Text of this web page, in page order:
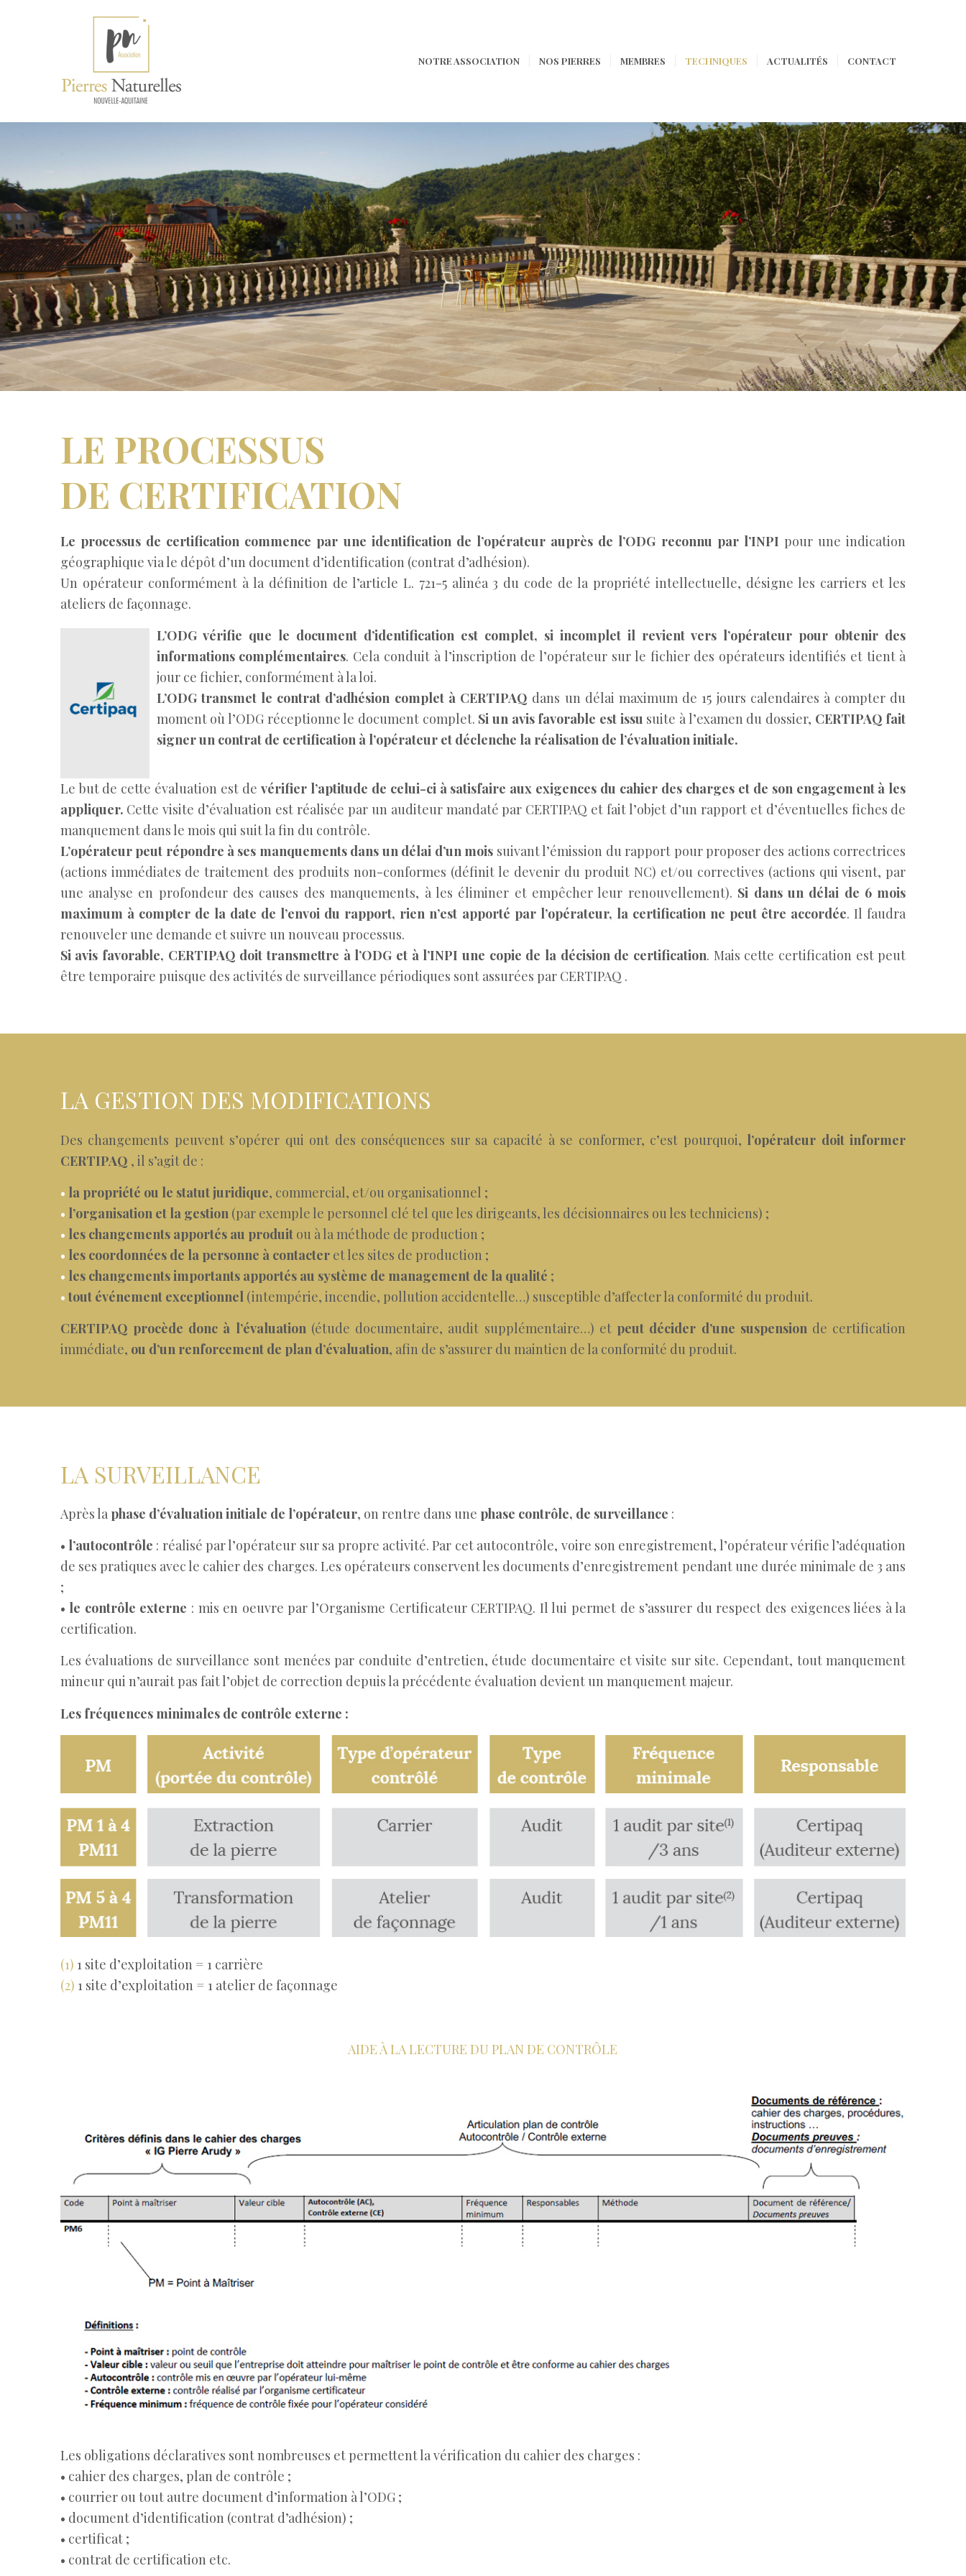
NOTRE ASSOCIATION NOS PIERRES MEMBRES TECHNIQUES ACTUALITÉS CONTACT
LE PROCESSUS
DE CERTIFICATION
Le processus de certification commence par une identification de l’opérateur auprès de l’ODG reconnu par l’INPI pour une indication
géographique via le dépôt d’un document d’identification (contrat d’adhésion).
Un opérateur conformément à la définition de l’article L. 721-5 alinéa 3 du code de la propriété intellectuelle, désigne les carriers et les
ateliers de façonnage.
L’ODG vérifie que le document d’identification est complet, si incomplet il revient vers l’opérateur pour obtenir des
informations complémentaires. Cela conduit à l’inscription de l’opérateur sur le fichier des opérateurs identifiés et tient à
jour ce fichier, conformément à la loi.
L’ODG transmet le contrat d’adhésion complet à CERTIPAQ dans un délai maximum de 15 jours calendaires à compter du
moment où l’ODG réceptionne le document complet. Si un avis favorable est issu suite à l’examen du dossier, CERTIPAQ fait
signer un contrat de certification à l’opérateur et déclenche la réalisation de l’évaluation initiale.
Le but de cette évaluation est de vérifier l’aptitude de celui-ci à satisfaire aux exigences du cahier des charges et de son engagement à les
appliquer. Cette visite d’évaluation est réalisée par un auditeur mandaté par CERTIPAQ et fait l’objet d’un rapport et d’éventuelles fiches de
manquement dans le mois qui suit la fin du contrôle.
L’opérateur peut répondre à ses manquements dans un délai d’un mois suivant l’émission du rapport pour proposer des actions correctrices
(actions immédiates de traitement des produits non-conformes (définit le devenir du produit NC) et/ou correctives (actions qui visent, par
une analyse en profondeur des causes des manquements, à les éliminer et empêcher leur renouvellement). Si dans un délai de 6 mois
maximum à compter de la date de l’envoi du rapport, rien n’est apporté par l’opérateur, la certification ne peut être accordée. Il faudra
renouveler une demande et suivre un nouveau processus.
Si avis favorable, CERTIPAQ doit transmettre à l’ODG et à l’INPI une copie de la décision de certification. Mais cette certification est peut
être temporaire puisque des activités de surveillance périodiques sont assurées par CERTIPAQ .
LA GESTION DES MODIFICATIONS
Des changements peuvent s’opérer qui ont des conséquences sur sa capacité à se conformer, c’est pourquoi, l’opérateur doit informer
CERTIPAQ , il s’agit de :
• la propriété ou le statut juridique, commercial, et/ou organisationnel ;
• l’organisation et la gestion(par exemple le personnel clé tel que les dirigeants, les décisionnaires ou les techniciens) ;
• les changements apportés au produitou à la méthode de production ;
• les coordonnées de la personne à contacteret les sites de production ;
• les changements importants apportés au système de management de la qualité ;
•tout événement exceptionnel(intempérie, incendie, pollution accidentelle…) susceptible d’affecter la conformité du produit.
CERTIPAQ procède donc à l’évaluation(étude documentaire, audit supplémentaire…) et peut décider d’une suspensionde certification
immédiate, ou d’un renforcement de plan d’évaluation, afin de s’assurer du maintien de la conformité du produit.
LA SURVEILLANCE
Après la phase d’évaluation initiale de l’opérateur, on rentre dans une phase contrôle, de surveillance :
• l’autocontrôle : réalisé par l’opérateur sur sa propre activité. Par cet autocontrôle, voire son enregistrement, l’opérateur vérifie l’adéquation
de ses pratiques avec le cahier des charges. Les opérateurs conservent les documents d’enregistrement pendant une durée minimale de 3 ans
;
• le contrôle externe : mis en oeuvre par l’Organisme Certificateur CERTIPAQ. Il lui permet de s’assurer du respect des exigences liées à la
certification.
Les évaluations de surveillance sont menées par conduite d’entretien, étude documentaire et visite sur site. Cependant, tout manquement
mineur qui n’aurait pas fait l’objet de correction depuis la précédente évaluation devient un manquement majeur.
Les fréquences minimales de contrôle externe :
(1) 1 site d’exploitation = 1 carrière
(2) 1 site d’exploitation = 1 atelier de façonnage
AIDE À LA LECTURE DU PLAN DE CONTRÔLE
Les obligations déclaratives sont nombreuses et permettent la vérification du cahier des charges :
• cahier des charges, plan de contrôle ;
• courrier ou tout autre document d’information à l’ODG ;
• document d’identification (contrat d’adhésion) ;
• certificat ;
• contrat de certification etc.